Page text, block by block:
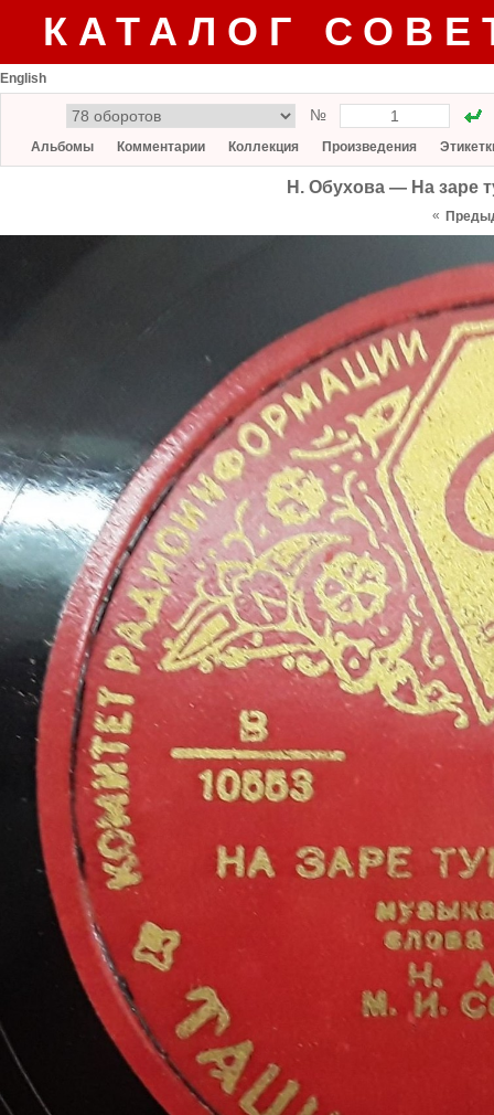
КАТАЛОГ
English
№
Альбомы Комментарии Коллекция Произведения
Н. Обухова — На заре
«